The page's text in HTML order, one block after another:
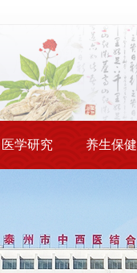
医学研究 养生保健